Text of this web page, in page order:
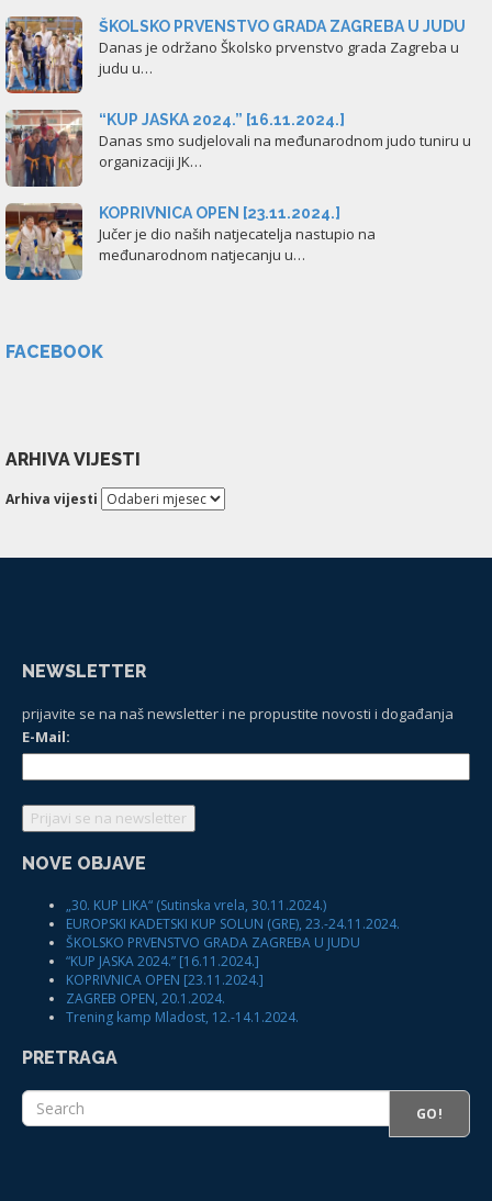
ŠKOLSKO PRVENSTVO GRADA ZAGREBA U JUDU
Danas je održano Školsko prvenstvo grada Zagreba u
judu u…
“KUP JASKA 2024.” [16.11.2024.]
Danas smo sudjelovali na međunarodnom judo tuniru u
organizaciji JK…
KOPRIVNICA OPEN [23.11.2024.]
Jučer je dio naših natjecatelja nastupio na
međunarodnom natjecanju u…
FACEBOOK
ARHIVA VIJESTI
Arhiva vijesti
NEWSLETTER
prijavite se na naš newsletter i ne propustite novosti i događanja
E-Mail:
NOVE OBJAVE
„30. KUP LIKA“ (Sutinska vrela, 30.11.2024.)
EUROPSKI KADETSKI KUP SOLUN (GRE), 23.-24.11.2024.
ŠKOLSKO PRVENSTVO GRADA ZAGREBA U JUDU
“KUP JASKA 2024.” [16.11.2024.]
KOPRIVNICA OPEN [23.11.2024.]
ZAGREB OPEN, 20.1.2024.
Trening kamp Mladost, 12.-14.1.2024.
PRETRAGA
GO!